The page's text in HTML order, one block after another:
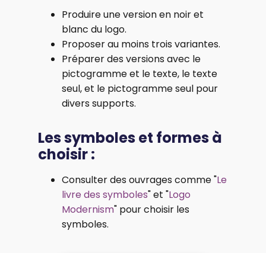
Produire une version en noir et
blanc du logo.
Proposer au moins trois variantes.
Préparer des versions avec le
pictogramme et le texte, le texte
seul, et le pictogramme seul pour
divers supports.
Les symboles et formes à
choisir :
Consulter des ouvrages comme "Le
livre des symboles" et "Logo
Modernism" pour choisir les
symboles.